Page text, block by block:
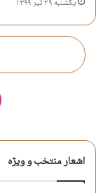
یکشنبه ۲۹ تیر ۱۳۹۹
اشعار منتخب و ویژه